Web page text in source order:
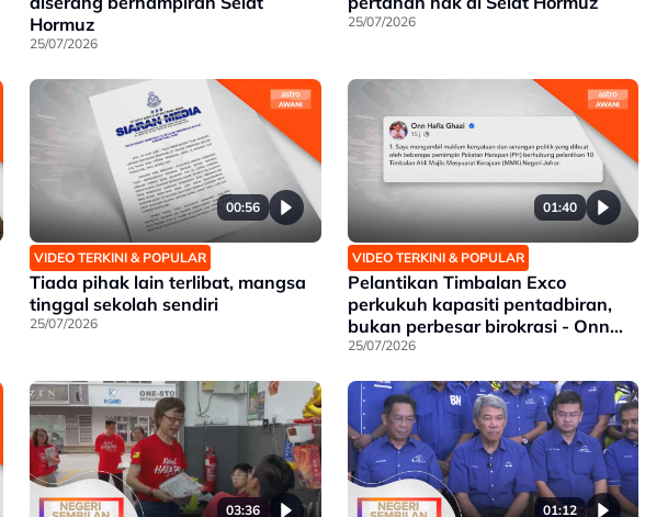
Hormuz
25/07/2026
25/07/2026
00:56
VIDEO TERKINI & POPULAR
Tiada pihak lain terlibat, mangsa
tinggal sekolah sendiri
25/07/2026
01:40
VIDEO TERKINI & POPULAR
Pelantikan Timbalan Exco
perkukuh kapasiti pentadbiran,
bukan perbesar birokrasi - Onn
Hafiz
25/07/2026
03:36 01:12